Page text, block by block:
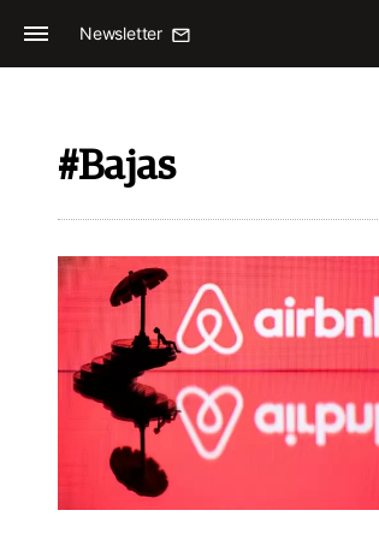
Newsletter
#Bajas